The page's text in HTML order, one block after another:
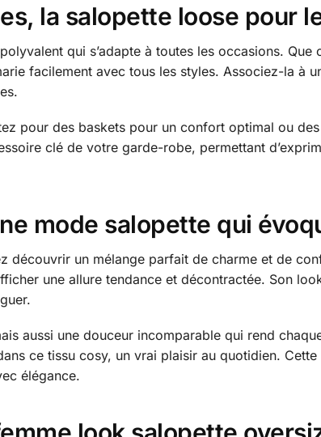
la salopette loose pour
qui s’adapte à toutes les occasions.
facilement avec tous les styles. Associez-la à
pour des baskets pour un confort optimal ou
clé de votre garde-robe, permettant
mode salopette qui
découvrir un mélange parfait de charme et de
une allure tendance et décontractée. Son
aussi une douceur incomparable qui rend
ce tissu cosy, un vrai plaisir au quotidien. Cette
élégance.